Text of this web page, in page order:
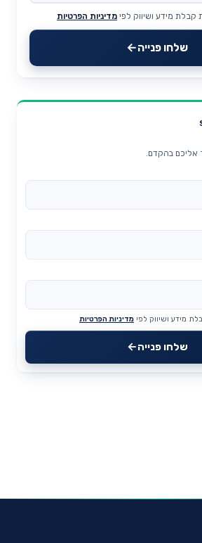
מידע ושיווק לפי מדיניות הפרטיות
שלחו פנייה
אליכם בהקדם.
מידע ושיווק לפי מדיניות הפרטיות
שלחו פנייה